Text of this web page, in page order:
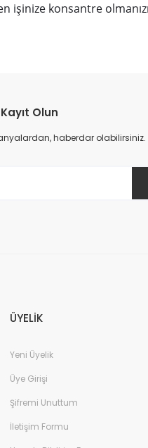
işinize konsantre
Olun
haberdar olabilirsiniz.
ÜYELİK
Yeni Üyelik
Üye Girişi
Şifremi Unuttum
İletişim Formu